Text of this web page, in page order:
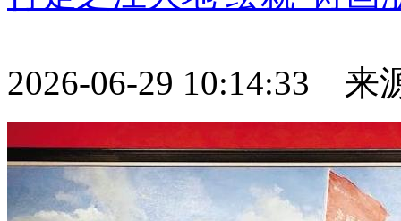
2026-06-29 10:14:33 来